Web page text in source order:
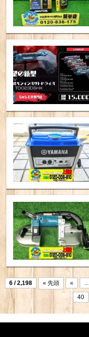
6 / 2,198 « 先頭 « ...
40